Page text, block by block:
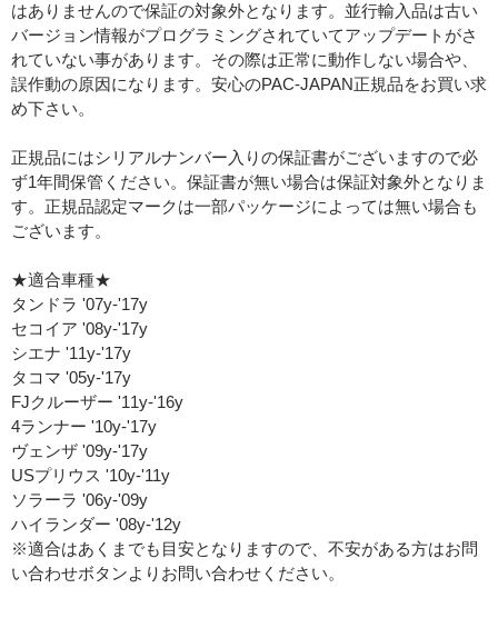
はありませんので保証の対象外となります。並行輸入品は古い
バージョン情報がプログラミングされていてアップデートがさ
れていない事があります。その際は正常に動作しない場合や、
誤作動の原因になります。安心のPAC-JAPAN正規品をお買い求
め下さい。
正規品にはシリアルナンバー入りの保証書がございますので必
ず1年間保管ください。保証書が無い場合は保証対象外となりま
す。正規品認定マークは一部パッケージによっては無い場合も
ございます。
★適合車種★
タンドラ '07y-'17y
セコイア '08y-'17y
シエナ '11y-'17y
タコマ '05y-'17y
FJクルーザー '11y-'16y
4ランナー '10y-'17y
ヴェンザ '09y-'17y
USプリウス '10y-'11y
ソラーラ '06y-'09y
ハイランダー '08y-'12y
※適合はあくまでも目安となりますので、不安がある方はお問
い合わせボタンよりお問い合わせください。